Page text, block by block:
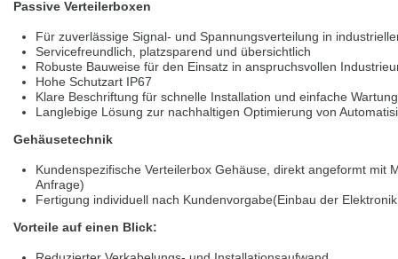
selected one. This website is also available in Czech. Would you like to
switch to the Czech version?
Switch to Czech version Stay on this version
Zdá se, že Váš prohlížeč je v jiném jazyce, než jaký je momentálně používán.
Váš prohlížeč se zdá být v jiném jazyce, než je právě používaný jazyk. Tato
stránka je také k dispozici v němčině. Přejete si přejít na německou verzi?
Passive Verteilerboxen
Für zuverlässige Signal- und Spannungsverteilung in
Servicefreundlich, platzsparend und übersichtlich
Robuste Bauweise für den Einsatz in anspruchsvollen
Hohe Schutzart IP67
Klare Beschriftung für schnelle Installation und einfache Wartung
Langlebige Lösung zur nachhaltigen Optimierung von
Gehäusetechnik
Kundenspezifische Verteilerbox Gehäuse, direkt angeformt mit
Anfrage)
Fertigung individuell nach Kundenvorgabe(Einbau der
Vorteile auf einen Blick: